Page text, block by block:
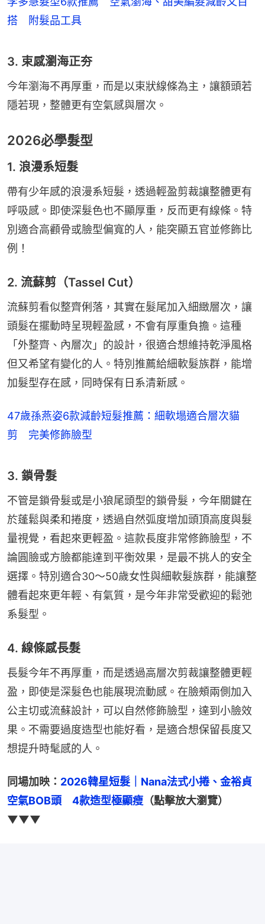
搭 附髮品工具
3. 束感瀏海正夯
今年瀏海不再厚重，而是以束狀線條為主，讓額頭若
隱若現，整體更有空氣感與層次。
2026必學髮型
1. 浪漫系短髮
帶有少年感的浪漫系短髮，透過輕盈剪裁讓整體更有
呼吸感。即使深髮色也不顯厚重，反而更有線條。特
別適合高顴骨或臉型偏寬的人，能突顯五官並修飾比
例！
2. 流蘇剪（Tassel Cut）
流蘇剪看似整齊俐落，其實在髮尾加入細緻層次，讓
頭髮在擺動時呈現輕盈感，不會有厚重負擔。這種
「外整齊、內層次」的設計，很適合想維持乾淨風格
但又希望有變化的人。特別推薦給細軟髮族群，能增
加髮型存在感，同時保有日系清新感。
47歲孫燕姿6款減齡短髮推薦：細軟塌適合層次貓
剪 完美修飾臉型
3. 鎖骨髮
不管是鎖骨髮或是小狼尾頭型的鎖骨髮，今年關鍵在
於蓬鬆與柔和捲度，透過自然弧度增加頭頂高度與髮
量視覺，看起來更輕盈。這款長度非常修飾臉型，不
論圓臉或方臉都能達到平衡效果，是最不挑人的安全
選擇。特別適合30～50歲女性與細軟髮族群，能讓整
體看起來更年輕、有氣質，是今年非常受歡迎的鬆弛
系髮型。
4. 線條感長髮
長髮今年不再厚重，而是透過高層次剪裁讓整體更輕
盈，即使是深髮色也能展現流動感。在臉頰兩側加入
公主切或流蘇設計，可以自然修飾臉型，達到小臉效
果。不需要過度造型也能好看，是適合想保留長度又
想提升時髦感的人。
同場加映： 2026韓星短髮｜Nana法式小捲、金裕貞
空氣BOB頭　4款造型極顯瘦 （點擊放大瀏覽）
▼▼▼